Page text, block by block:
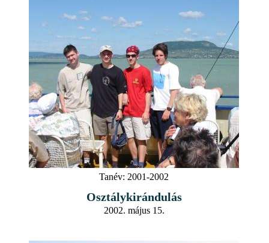
Tanév: 2001-2002
Osztálykirándulás
2002. május 15.